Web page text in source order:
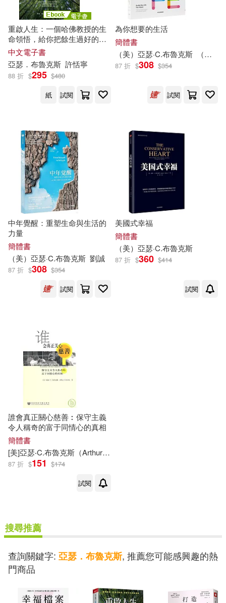
現在可購買商品(9)
作者/演唱/譯/編/繪(11)
價格
重啟人生：一個哈佛教授的生
命領悟，給你把餘生過好的簡
單建議 (電子書)
中文電子書
亞瑟 ． 布魯克斯 許恬寧
88 折 $295 $480
紙
試閱
為你想要的生活
簡體書
（美） 亞瑟·C.布魯克斯 （美）奧普拉·溫弗瑞
87 折 $308 $354
試閱
中年覺醒：重塑生命與生活的
力量
簡體書
（美） 亞瑟·C.布魯克斯 劉誠
87 折 $308 $354
試閱
美國式幸福
簡體書
（美） 亞瑟·C.布魯克斯
87 折 $360 $414
試閱
誰會真正關心慈善︰保守主義
令人稱奇的富于同情心的真相
簡體書
[美]亞瑟‧C.布魯克斯 （Arthur C.Brooks）
87 折 $151 $174
試閱
搜尋推薦
查詢關鍵字: 亞瑟．布魯克斯, 推薦您可能感興趣的熱
門商品